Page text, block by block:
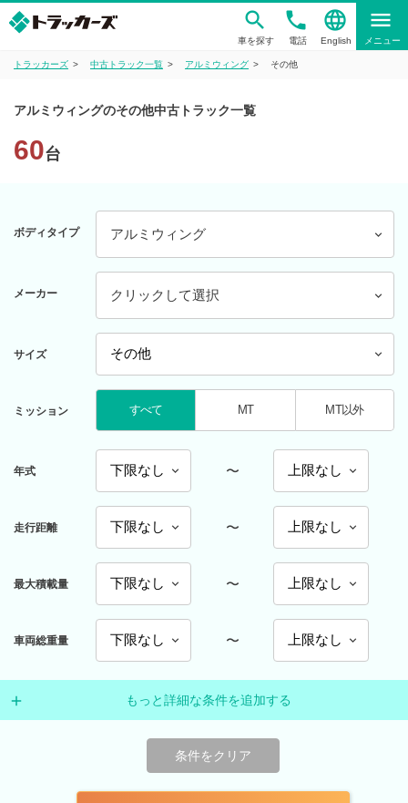
車を探す
phone
電話
language
English
menu
メニュー
トラッカーズ 中古トラック一覧 アルミウィング その他
アルミウィングのその他中古トラック一覧
60台
ボディタイプ アルミウィング
メーカー クリックして選択
サイズ
ミッション すべて MT MT以外
年式 〜
走行距離 〜
最大積載量 〜
車両総重量 〜
もっと詳細な条件を追加する
条件をクリア